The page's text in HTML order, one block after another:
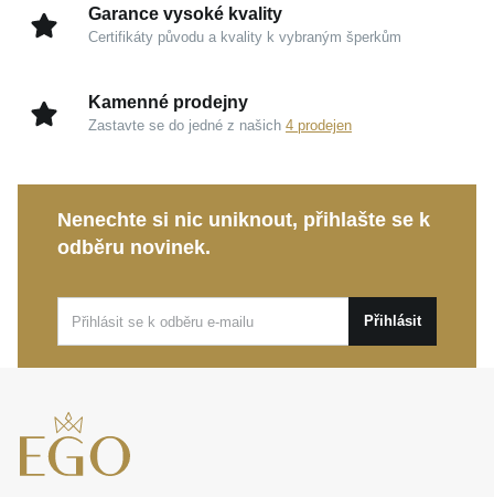
Garance vysoké kvality
Certifikáty původu a kvality k vybraným šperkům
Kamenné prodejny
Zastavte se do jedné z našich 4 prodejen
Nenechte si nic uniknout, přihlašte se k
odběru novinek.
Přihlásit